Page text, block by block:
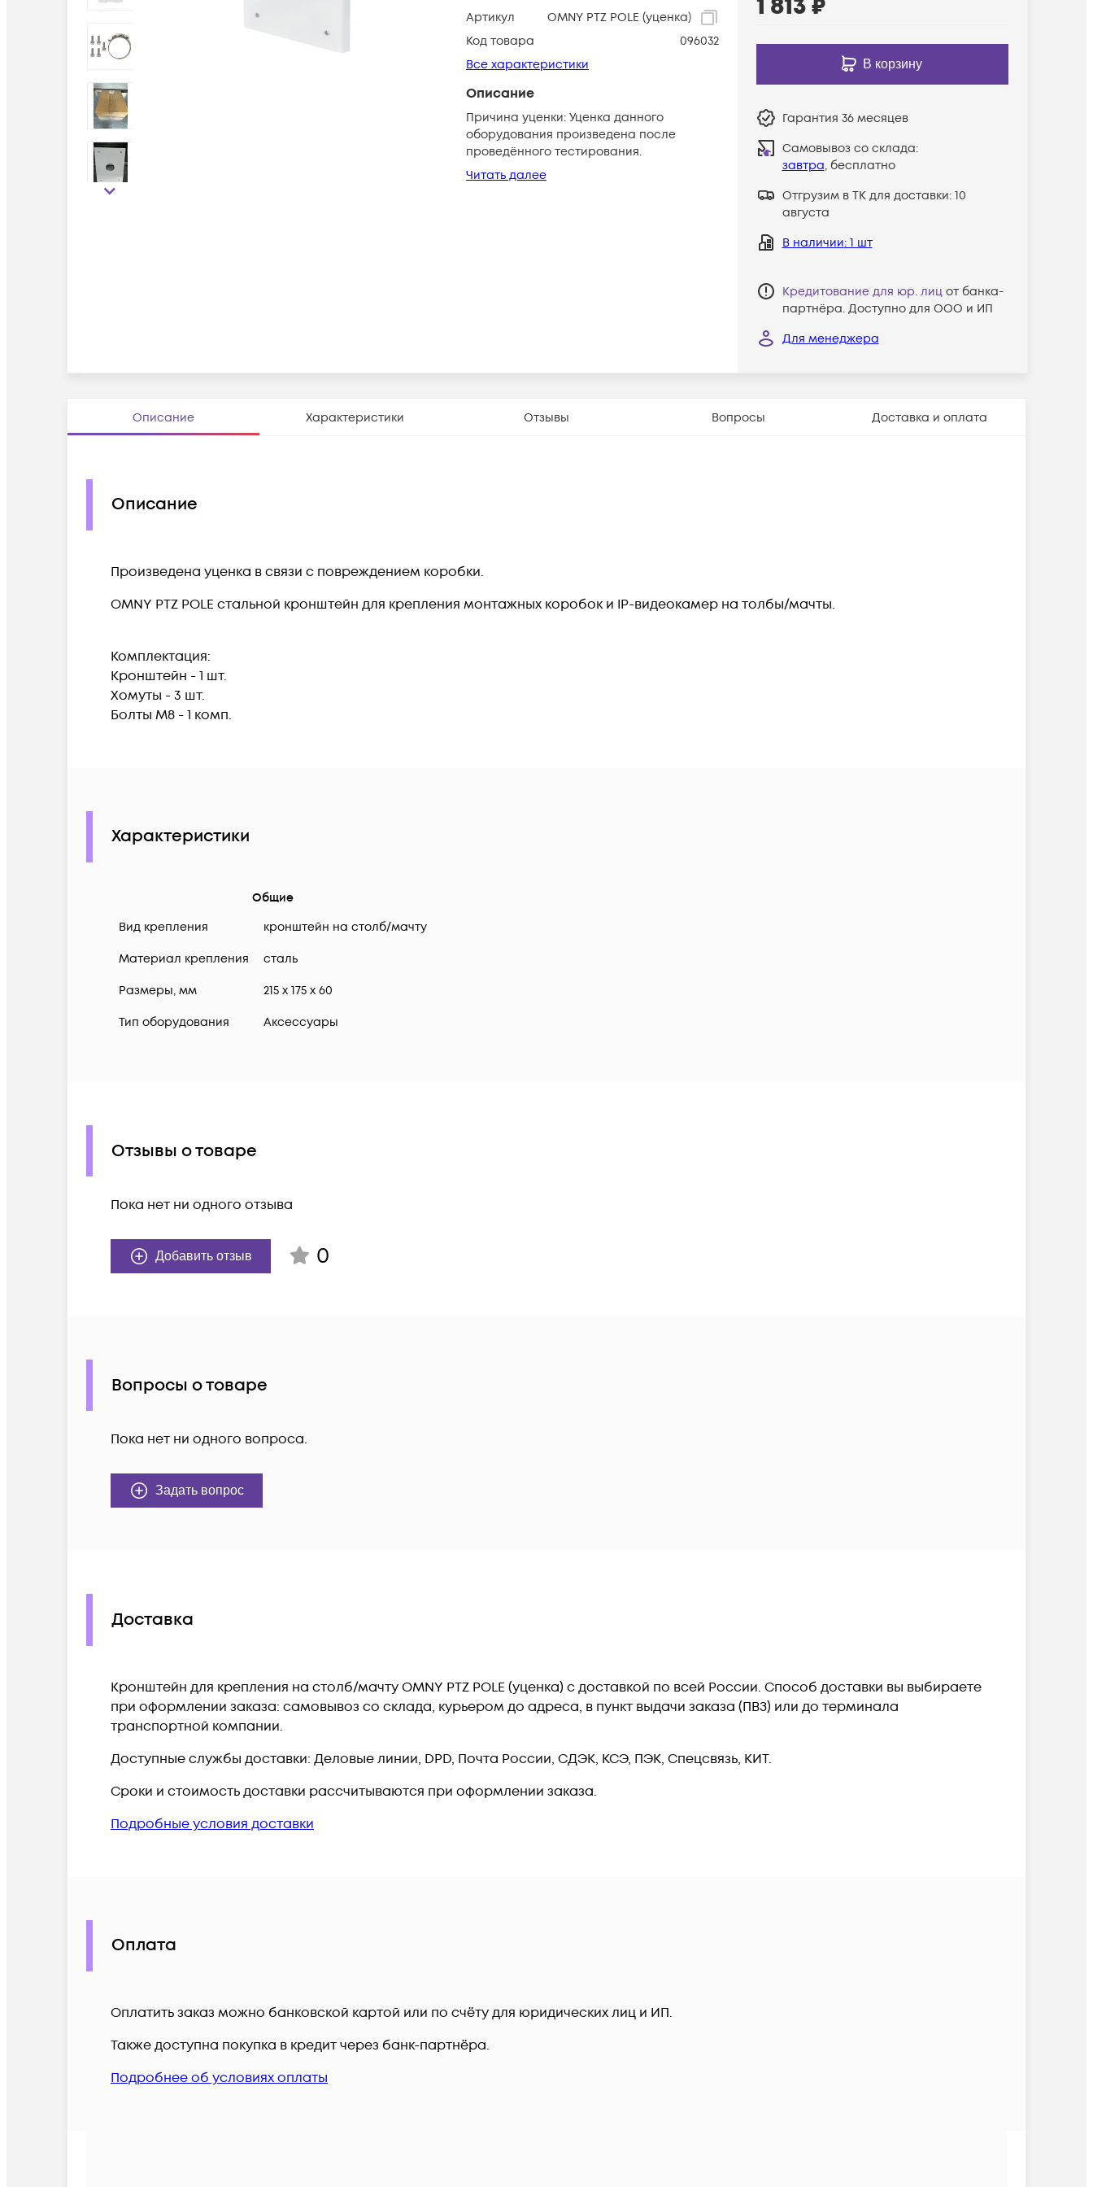
Артикул
OMNY PTZ POLE (уценка)
Код товара
096032
Все характеристики
Описание
Причина уценки: Уценка данного
оборудования произведена после
проведённого тестирования.
Читать далее
В корзину
Гарантия 36 месяцев
Самовывоз со склада:
завтра, бесплатно
Отгрузим в ТК для доставки: 10
августа
В наличии: 1 шт
Кредитование для юр. лиц от банка-
партнёра. Доступно для ООО и ИП
Для менеджера
Описание Характеристики Отзывы Вопросы Доставка и оплата
Описание
Произведена уценка в связи с повреждением коробки.
OMNY PTZ POLE стальной кронштейн для крепления монтажных коробок и IP-видеокамер на толбы/мачты.
Комплектация:
Кронштейн - 1 шт.
Хомуты - 3 шт.
Болты М8 - 1 комп.
Характеристики
Общие
Вид крепления
кронштейн на столб/мачту
Материал крепления сталь
Размеры, мм 215 x 175 x 60
Тип оборудования Аксессуары
Отзывы о товаре
Пока нет ни одного отзыва
Добавить отзыв 0
Вопросы о товаре
Пока нет ни одного вопроса.
Задать вопрос
Доставка
Кронштейн для крепления на столб/мачту OMNY PTZ POLE (уценка) c доставкой по всей России. Способ доставки вы выбираете
при оформлении заказа: самовывоз со склада, курьером до адреса, в пункт выдачи заказа (ПВЗ) или до терминала
транспортной компании.
Доступные службы доставки: Деловые линии, DPD, Почта России, СДЭК, КСЭ, ПЭК, Спецсвязь, КИТ.
Сроки и стоимость доставки рассчитываются при оформлении заказа.
Подробные условия доставки
Оплата
Оплатить заказ можно банковской картой или по счёту для юридических лиц и ИП.
Также доступна покупка в кредит через банк-партнёра.
Подробнее об условиях оплаты